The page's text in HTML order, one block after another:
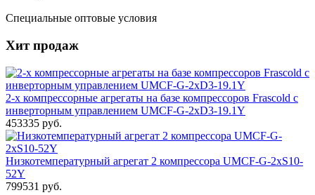
Специальные оптовые условия
Хит продаж
2-х компрессорные агрегаты на базе компрессоров Frascold с
инверторным управлением UMCF-G-2xD3-19.1Y
453335 руб.
Низкотемпературный агрегат 2 компрессора UMCF-G-2xS10-
52Y
799531 руб.